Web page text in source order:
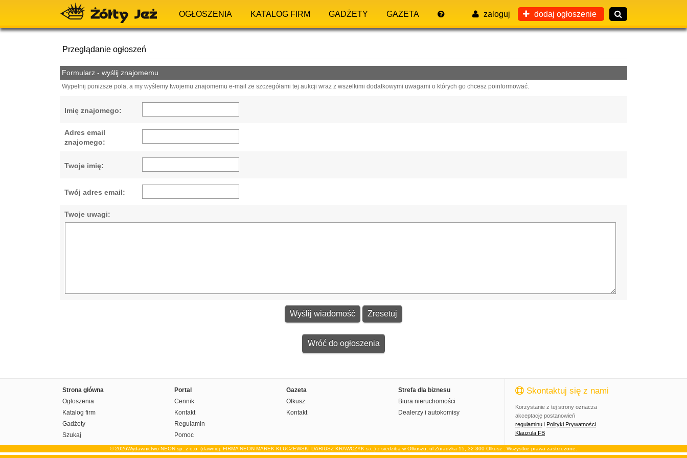
OGŁOSZENIA KATALOG FIRM GADŻETY GAZETA zaloguj dodaj ogłoszenie
Przeglądanie ogłoszeń
Formularz - wyślij znajomemu
Wypełnij poniższe pola, a my wyślemy twojemu znajomemu e-mail ze szczegółami tej aukcji wraz z wszelkimi dodatkowymi uwagami o których go chcesz poinformować.
Imię znajomego:
Adres email
znajomego:
Twoje imię:
Twój adres email:
Twoje uwagi:
Wróć do ogłoszenia
Strona główna
Ogłoszenia
Katalog firm
Gadżety
Szukaj
Portal
Cennik
Kontakt
Regulamin
Pomoc
Gazeta
Olkusz
Kontakt
Strefa dla biznesu
Biura nieruchomości
Dealerzy i autokomisy
Skontaktuj się z nami
Korzystanie z tej strony oznacza
akceptację postanowień
regulaminu i Polityki Prywatności
Klauzula FB
© 2026Wydawnictwo NEON sp. z o.o. (dawniej: FIRMA NEON MAREK KLUCZEWSKI DARIUSZ KRAWCZYK s.c.) z siedzibą w Olkuszu, ul.Żuradzka 15, 32-300 Olkusz . Wszystkie prawa zastrzeżone.